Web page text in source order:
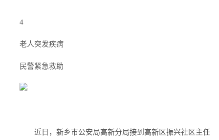
4
老人突发疾病
民警紧急救助
近日，新乡市公安局高新分局接到高新区振兴社区主任